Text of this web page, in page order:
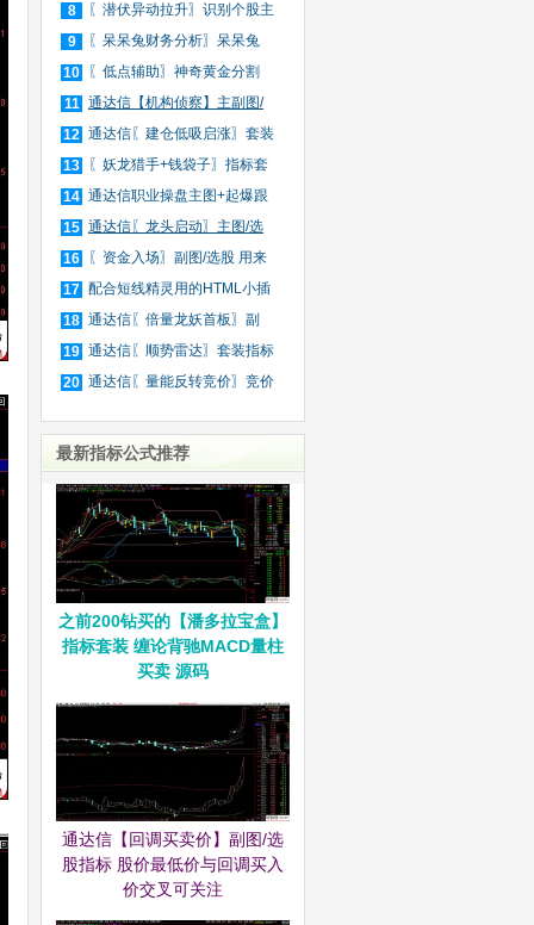
义
8
〖潜伏异动拉升〗识别个股主
力
9
〖呆呆兔财务分析〗呆呆兔
F10
10
〖低点辅助〗神奇黄金分割
+趋
11 通达信【机构侦察】主副图/
选
12 通达信〖建仓低吸启涨〗套装
指
13
〖妖龙猎手+钱袋子〗指标套
装
14 通达信职业操盘主图+起爆跟
庄
15 通达信〖龙头启动〗主图/选
股
16
〖资金入场〗副图/选股 用来
抓
17 配合短线精灵用的HTML小插
件
18 通达信〖倍量龙妖首板〗副
图/
19 通达信〖顺势雷达〗套装指标
20 通达信〖量能反转竞价〗竞价
最新指标公式推荐
之前200钻买的【潘多拉宝盒】
指标套装 缠论背驰MACD量柱
买卖 源码
通达信【回调买卖价】副图/选
股指标 股价最低价与回调买入
价交叉可关注